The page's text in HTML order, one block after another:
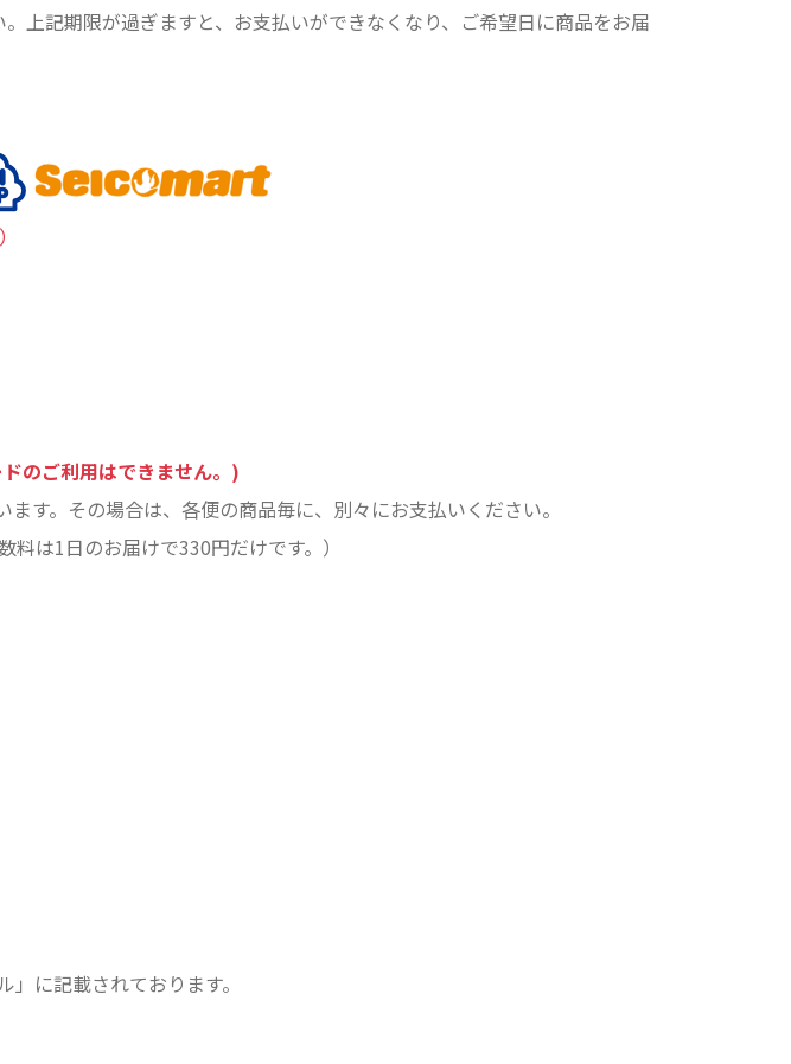
上記期限が過ぎますと、お支払いができなくなり、ご希望日に商品をお届
のご利用はできません。)
す。その場合は、各便の商品毎に、別々にお支払いください。
は1日のお届けで330円だけです。）
に記載されております。